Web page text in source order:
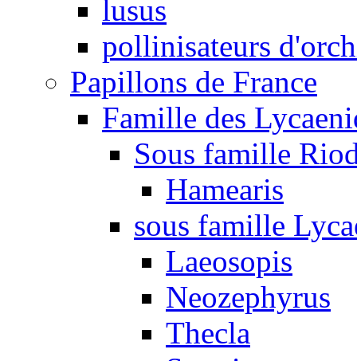
lusus
pollinisateurs
Papillons de France
Famille des
Sous famille
Hamearis
sous famille
Laeosopis
Neozephyrus
Thecla